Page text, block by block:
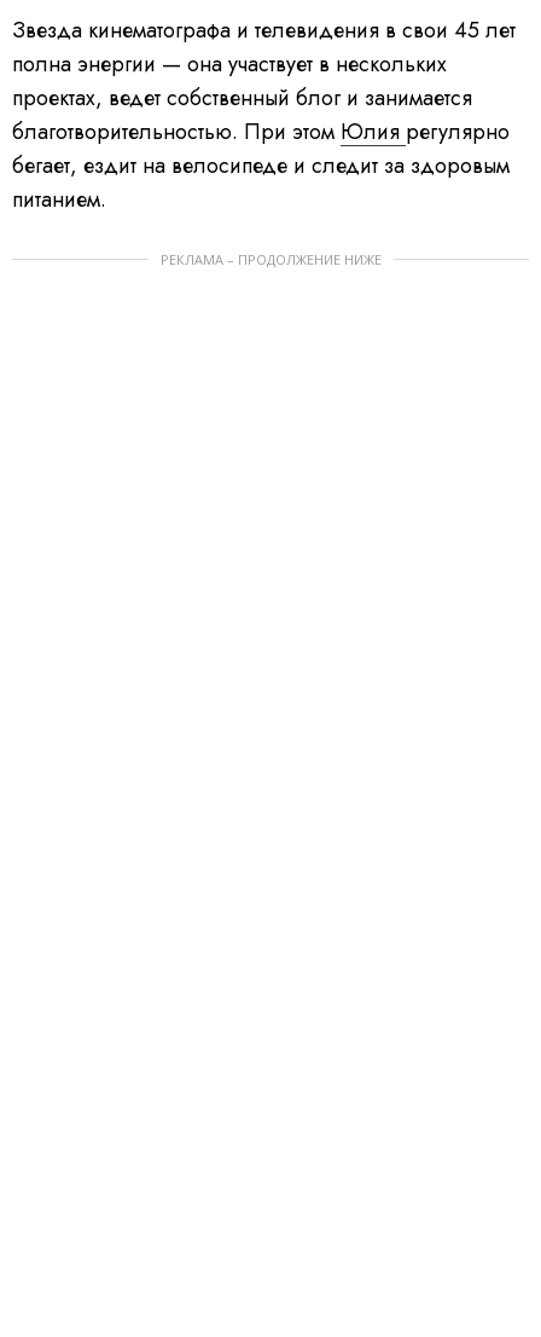
Звезда кинематографа и телевидения в свои 45 лет
полна энергии — она участвует в нескольких
проектах, ведет собственный блог и занимается
благотворительностью. При этом Юлия регулярно
бегает, ездит на велосипеде и следит за здоровым
питанием.
РЕКЛАМА – ПРОДОЛЖЕНИЕ НИЖЕ